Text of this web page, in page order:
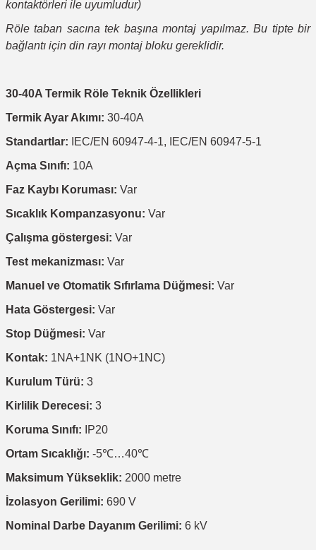
kontaktörleri ile uyumludur)
Röle taban sacına tek başına montaj yapılmaz. Bu tipte bir
bağlantı için din rayı montaj bloku gereklidir.
30-40A Termik Röle Teknik Özellikleri
Termik Ayar Akımı: 30-40A
Standartlar: IEC/EN 60947-4-1, IEC/EN 60947-5-1
Açma Sınıfı: 10A
Faz Kaybı Koruması: Var
Sıcaklık Kompanzasyonu: Var
Çalışma göstergesi: Var
Test mekanizması: Var
Manuel ve Otomatik Sıfırlama Düğmesi: Var
Hata Göstergesi: Var
Stop Düğmesi: Var
Kontak: 1NA+1NK (1NO+1NC)
Kurulum Türü: 3
Kirlilik Derecesi: 3
Koruma Sınıfı: IP20
Ortam Sıcaklığı: -5℃…40℃
Maksimum Yükseklik: 2000 metre
İzolasyon Gerilimi: 690 V
Nominal Darbe Dayanım Gerilimi: 6 kV